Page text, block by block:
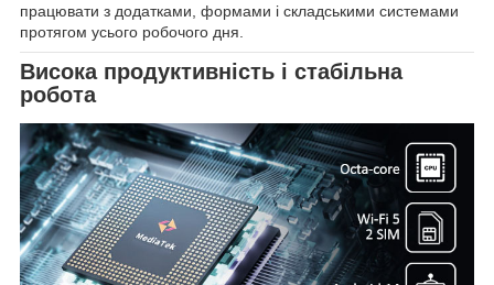
працювати з додатками, формами і складськими системами
протягом усього робочого дня.
Висока продуктивність і стабільна
робота